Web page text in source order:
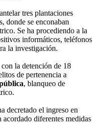
tres plantaciones
donde se enconaban
Se ha procediendo a la
informáticos, teléfonos
la investigación.
la detención de 18
de pertenencia a
, blanqueo de
decretado el ingreso en
acordado diferentes medidas